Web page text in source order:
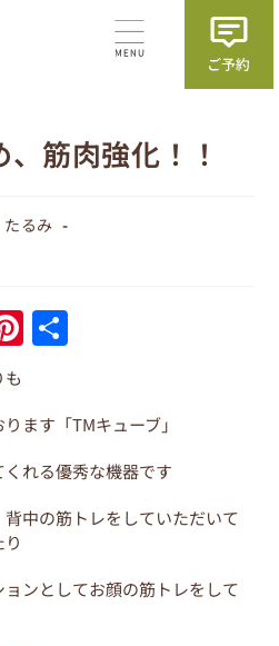
筋肉強化！！
たるみ
Pi
nt
e
st
ます「TMキューブ」
れる優秀な機器です
中の筋トレをしていただいて
ンとしてお顔の筋トレをして